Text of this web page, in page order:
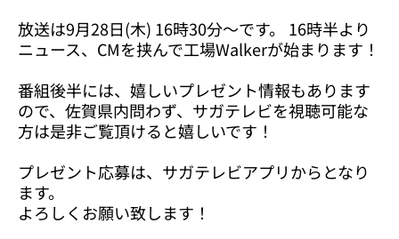
放送は9月28日(木) 16時30分〜です。 16時半より
ニュース、CMを挟んで工場Walkerが始まります！
番組後半には、嬉しいプレゼント情報もあります
ので、佐賀県内問わず、サガテレビを視聴可能な
方は是非ご覧頂けると嬉しいです！
プレゼント応募は、サガテレビアプリからとなり
ます。
よろしくお願い致します！